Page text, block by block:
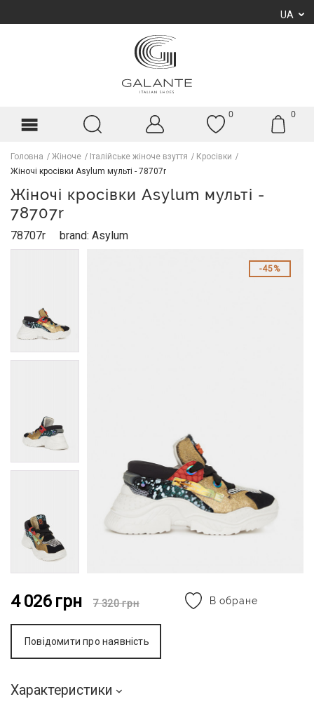
UA
0 0
Головна Жіноче Італійське жіноче взуття
Кросівки
Жіночі кросівки Asylum мульті - 78707r
Жіночі кросівки Asylum мульті -
78707r
78707r brand: Asylum
45%
4 026 грн 7 320грн В обране
Повідомити про наявність
Характеристики